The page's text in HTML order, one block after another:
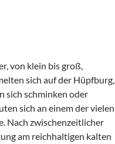
von klein bis groß,
sich auf der Hüpfburg,
sich schminken oder
sich an einem der vielen
Nach zwischenzeitlicher
am reichhaltigen kalten